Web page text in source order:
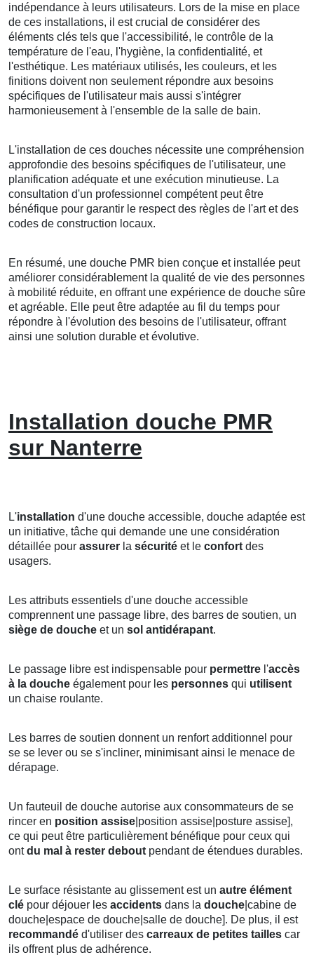
indépendance à leurs utilisateurs. Lors de la mise en place
de ces installations, il est crucial de considérer des
éléments clés tels que l'accessibilité, le contrôle de la
température de l'eau, l'hygiène, la confidentialité, et
l'esthétique. Les matériaux utilisés, les couleurs, et les
finitions doivent non seulement répondre aux besoins
spécifiques de l'utilisateur mais aussi s'intégrer
harmonieusement à l'ensemble de la salle de bain.
L'installation de ces douches nécessite une compréhension
approfondie des besoins spécifiques de l'utilisateur, une
planification adéquate et une exécution minutieuse. La
consultation d'un professionnel compétent peut être
bénéfique pour garantir le respect des règles de l'art et des
codes de construction locaux.
En résumé, une douche PMR bien conçue et installée peut
améliorer considérablement la qualité de vie des personnes
à mobilité réduite, en offrant une expérience de douche sûre
et agréable. Elle peut être adaptée au fil du temps pour
répondre à l'évolution des besoins de l'utilisateur, offrant
ainsi une solution durable et évolutive.
Installation douche PMR
sur Nanterre
L'installation d'une douche accessible, douche adaptée est
un initiative, tâche qui demande une une considération
détaillée pour assurer la sécurité et le confort des
usagers.
Les attributs essentiels d'une douche accessible
comprennent une passage libre, des barres de soutien, un
siège de douche et un sol antidérapant.
Le passage libre est indispensable pour permettre l'accès
à la douche également pour les personnes qui utilisent
un chaise roulante.
Les barres de soutien donnent un renfort additionnel pour
se se lever ou se s'incliner, minimisant ainsi le menace de
dérapage.
Un fauteuil de douche autorise aux consommateurs de se
rincer en position assise |position assise|posture assise],
ce qui peut être particulièrement bénéfique pour ceux qui
ontdu mal à rester debout pendant de étendues durables.
Le surface résistante au glissement est un autre élément
clé pour déjouer les accidents dans la douche |cabine de
douche|espace de douche|salle de douche]. De plus, il est
recommandé d'utiliser des carreaux de petites tailles car
ils offrent plus de adhérence.